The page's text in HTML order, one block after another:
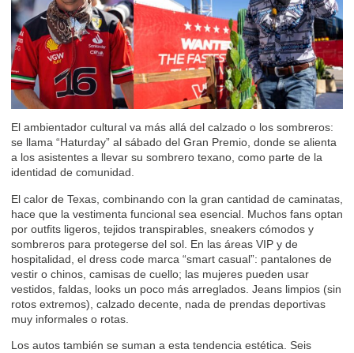
El ambientador cultural va más allá del calzado o los sombreros:
se llama “Haturday” al sábado del Gran Premio, donde se alienta
a los asistentes a llevar su sombrero texano, como parte de la
identidad de comunidad.
El calor de Texas, combinando con la gran cantidad de caminatas,
hace que la vestimenta funcional sea esencial. Muchos fans optan
por outfits ligeros, tejidos transpirables, sneakers cómodos y
sombreros para protegerse del sol. En las áreas VIP y de
hospitalidad, el dress code marca “smart casual”: pantalones de
vestir o chinos, camisas de cuello; las mujeres pueden usar
vestidos, faldas, looks un poco más arreglados. Jeans limpios (sin
rotos extremos), calzado decente, nada de prendas deportivas
muy informales o rotas.
Los autos también se suman a esta tendencia estética. Seis